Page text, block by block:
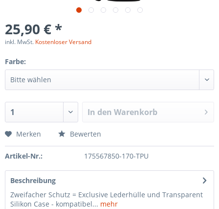
25,90 € *
inkl. MwSt. Kostenloser Versand
Farbe:
In den Warenkorb
Merken Bewerten
Artikel-Nr.: 175567850-170-TPU
Beschreibung
Zweifacher Schutz = Exclusive Lederhülle und Transparent
Silikon Case - kompatibel... mehr